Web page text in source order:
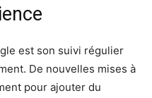
est son suivi régulier
De nouvelles mises à
pour ajouter du